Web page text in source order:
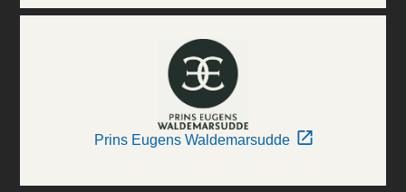
Prins Eugens Waldemarsudde